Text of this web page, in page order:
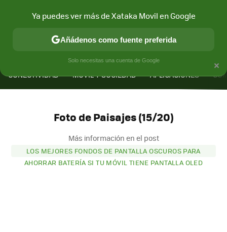
CONECTIVIDAD MÓVIL Y SOCIEDAD APLICACIONES
Foto de Paisajes (15/20)
Más información en el post
LOS MEJORES FONDOS DE PANTALLA OSCUROS PARA
AHORRAR BATERÍA SI TU MÓVIL TIENE PANTALLA OLED
×
Ya puedes ver más de Xataka Movil en Google
Añádenos como fuente preferida
Solo necesitas una cuenta de Google